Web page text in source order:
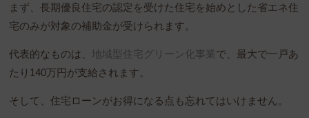
まず、長期優良住宅の認定を受けた住宅を始めとした省エネ住
宅のみが対象の補助金が受けられます。
代表的なものは、 地域型住宅グリーン化事業 で、最大で一戸あ
たり140万円が支給されます。
そして、住宅ローンがお得になる点も忘れてはいけません。